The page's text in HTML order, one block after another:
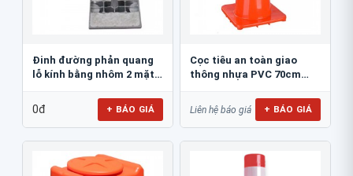
Đinh đường phản quang
lỗ kính bằng nhôm 2 mặt
0đ + BÁO GIÁ
Cọc tiêu an toàn giao
thông nhựa PVC 70cm
Liên hệ báo giá + BÁO GIÁ